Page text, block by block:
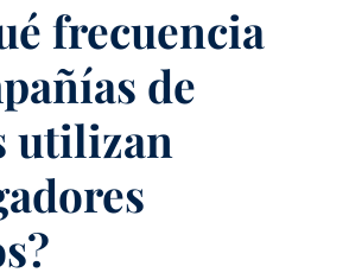
frecuencia
de
utilizan